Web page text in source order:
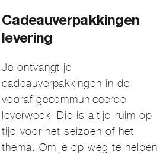
Cadeauverpakkingen
levering
Je ontvangt je
cadeauverpakkingen in de
vooraf gecommuniceerde
leverweek. Die is altijd ruim op
tijd voor het seizoen of het
thema. Om je op weg te helpen